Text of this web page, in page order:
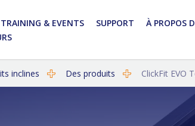
TRAINING & EVENTS SUPPORT
À PROPOS
inclines Des produits ClickFit EVO
Prénom
Prénom